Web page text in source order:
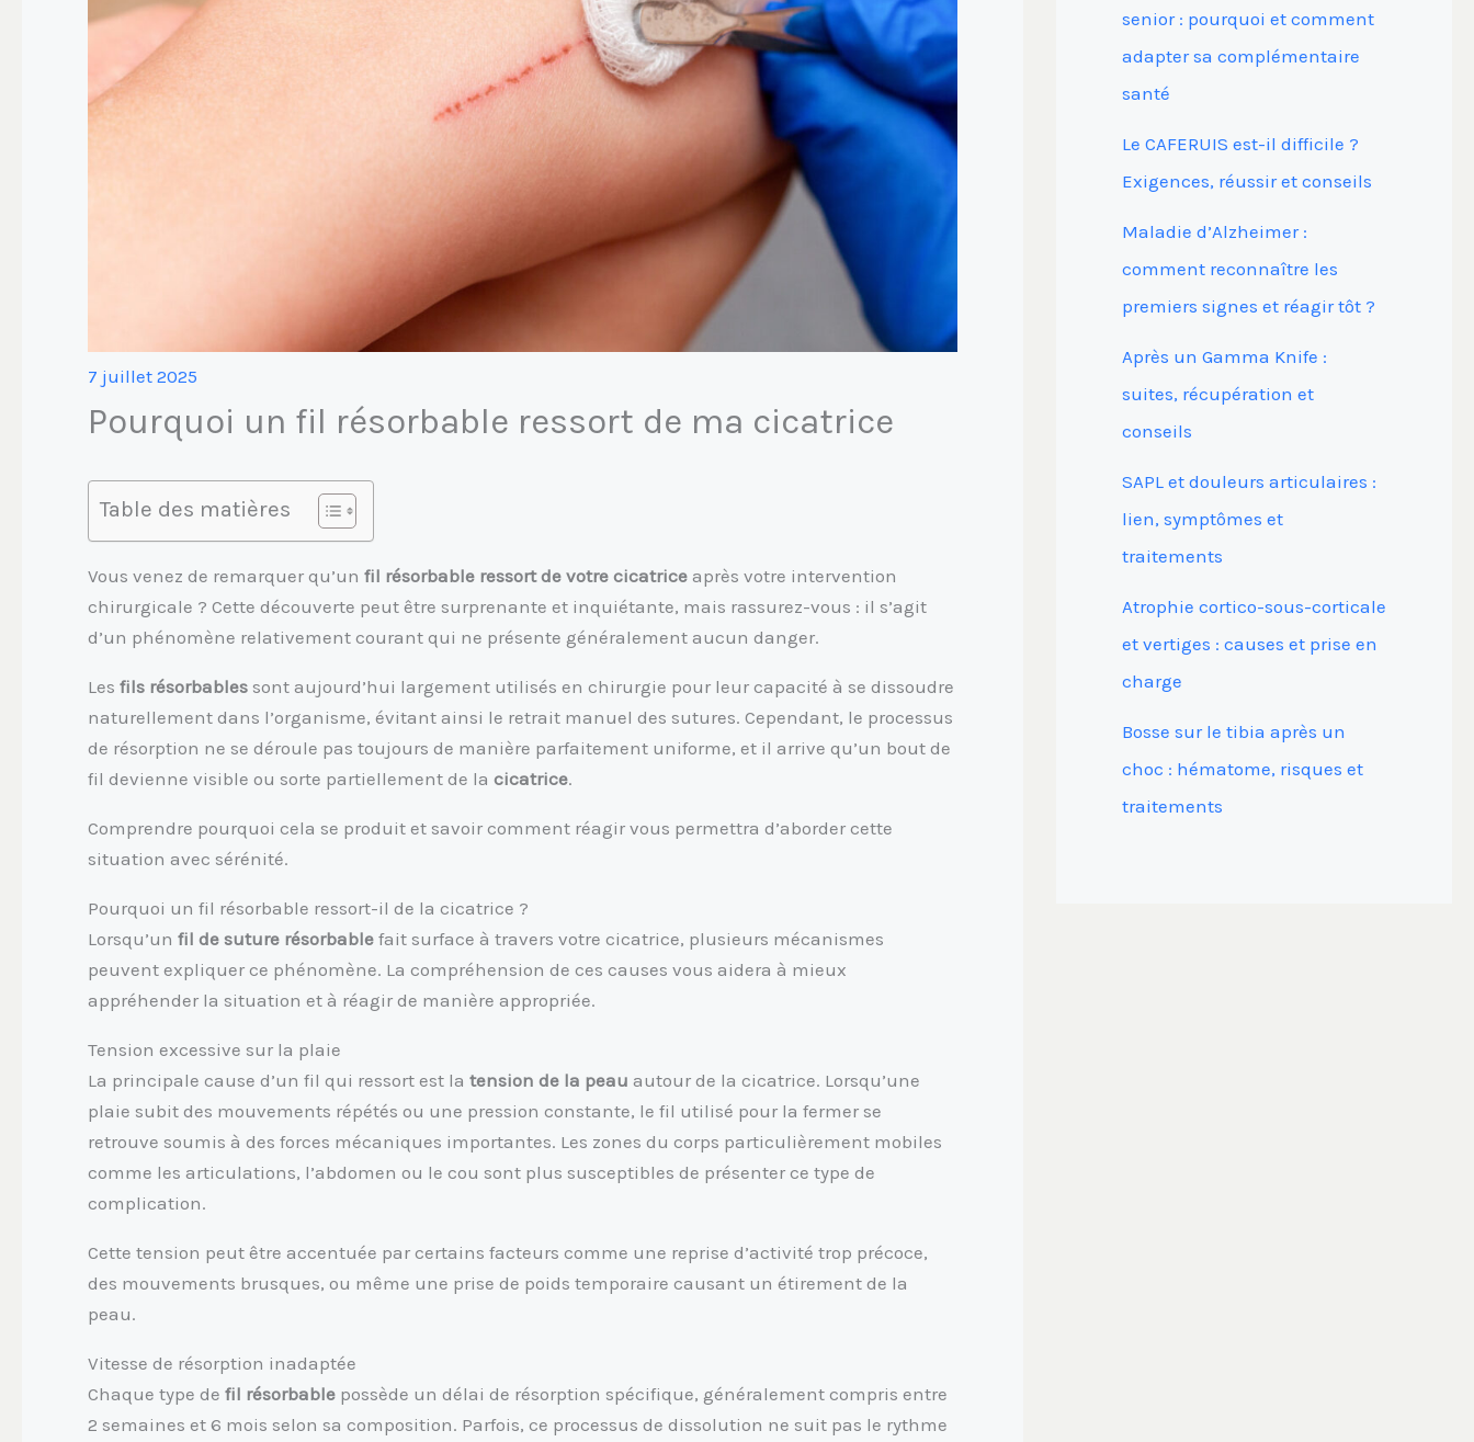
7 juillet 2025
Pourquoi un fil résorbable ressort de ma cicatrice
Table des matières
Vous venez de remarquer qu’un fil résorbable ressort de votre cicatrice après votre intervention
chirurgicale ? Cette découverte peut être surprenante et inquiétante, mais rassurez-vous : il s’agit
d’un phénomène relativement courant qui ne présente généralement aucun danger.
Les fils résorbables sont aujourd’hui largement utilisés en chirurgie pour leur capacité à se dissoudre
naturellement dans l’organisme, évitant ainsi le retrait manuel des sutures. Cependant, le processus
de résorption ne se déroule pas toujours de manière parfaitement uniforme, et il arrive qu’un bout de
fil devienne visible ou sorte partiellement de la cicatrice.
Comprendre pourquoi cela se produit et savoir comment réagir vous permettra d’aborder cette
situation avec sérénité.
Pourquoi un fil résorbable ressort-il de la cicatrice ?
Lorsqu’un fil de suture résorbable fait surface à travers votre cicatrice, plusieurs mécanismes
peuvent expliquer ce phénomène. La compréhension de ces causes vous aidera à mieux
appréhender la situation et à réagir de manière appropriée.
Tension excessive sur la plaie
La principale cause d’un fil qui ressort est la tension de la peau autour de la cicatrice. Lorsqu’une
plaie subit des mouvements répétés ou une pression constante, le fil utilisé pour la fermer se
retrouve soumis à des forces mécaniques importantes. Les zones du corps particulièrement mobiles
comme les articulations, l’abdomen ou le cou sont plus susceptibles de présenter ce type de
complication.
Cette tension peut être accentuée par certains facteurs comme une reprise d’activité trop précoce,
des mouvements brusques, ou même une prise de poids temporaire causant un étirement de la
peau.
Vitesse de résorption inadaptée
Chaque type de fil résorbable possède un délai de résorption spécifique, généralement compris entre
2 semaines et 6 mois selon sa composition. Parfois, ce processus de dissolution ne suit pas le rythme
senior : pourquoi et comment
adapter sa complémentaire
santé
Le CAFERUIS est-il difficile ?
Exigences, réussir et conseils
Maladie d’Alzheimer :
comment reconnaître les
premiers signes et réagir tôt ?
Après un Gamma Knife :
suites, récupération et
conseils
SAPL et douleurs articulaires :
lien, symptômes et
traitements
Atrophie cortico-sous-corticale
et vertiges : causes et prise en
charge
Bosse sur le tibia après un
choc : hématome, risques et
traitements